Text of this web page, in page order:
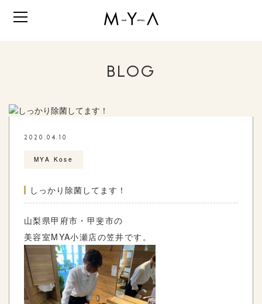
BLOG
2020.04.10
MYA Kose
しっかり除菌してます！
山梨県甲府市・甲斐市の
美容室MYA小瀬店の笠井です。